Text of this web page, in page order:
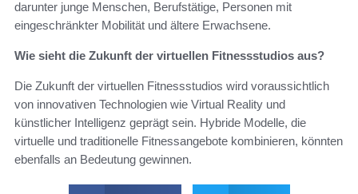
darunter junge Menschen, Berufstätige, Personen mit
eingeschränkter Mobilität und ältere Erwachsene.
Wie sieht die Zukunft der virtuellen Fitnessstudios aus?
Die Zukunft der virtuellen Fitnessstudios wird voraussichtlich
von innovativen Technologien wie Virtual Reality und
künstlicher Intelligenz geprägt sein. Hybride Modelle, die
virtuelle und traditionelle Fitnessangebote kombinieren, könnten
ebenfalls an Bedeutung gewinnen.